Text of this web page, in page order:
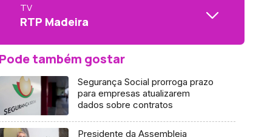
TV
RTP Madeira
Pode também gostar
Segurança Social prorroga prazo
para empresas atualizarem
dados sobre contratos
Presidente da Assembleia